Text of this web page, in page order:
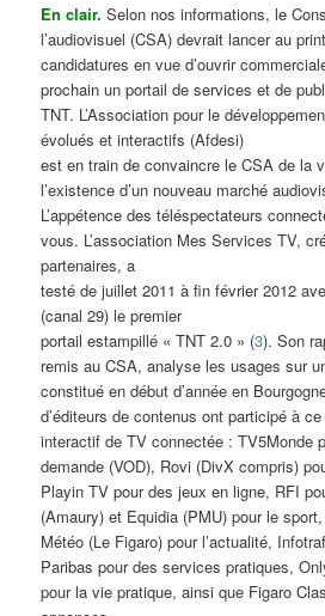
En clair. Selon nos informations, le
l’audiovisuel (CSA) devrait lancer au
candidatures en vue d’ouvrir
prochain un portail de services et de
TNT. L’Association pour le
évolués et interactifs (Afdesi)
est en train de convaincre le CSA de la
l’existence d’un nouveau marché
L’appétence des téléspectateurs
vous. L’association Mes Services TV,
partenaires, a
testé de juillet 2011 à fin février 2012
(canal 29) le premier
portail estampillé « TNT 2.0 » (3). Son
remis au CSA, analyse les usages sur
constitué en début d’année en
d’éditeurs de contenus ont participé à
interactif de TV connectée : TV5Monde
demande (VOD), Rovi (DivX compris)
Playin TV pour des jeux en ligne, RFI
(Amaury) et Equidia (PMU) pour le
Météo (Le Figaro) pour l’actualité,
Paribas pour des services pratiques,
pour la vie pratique, ainsi que Figaro